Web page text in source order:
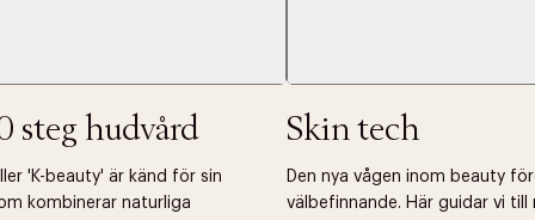
steg hudvård
'K-beauty' är känd för sin
kombinerar naturliga
Skin tech
Den nya vågen inom beauty
välbefinnande. Här guidar vi till